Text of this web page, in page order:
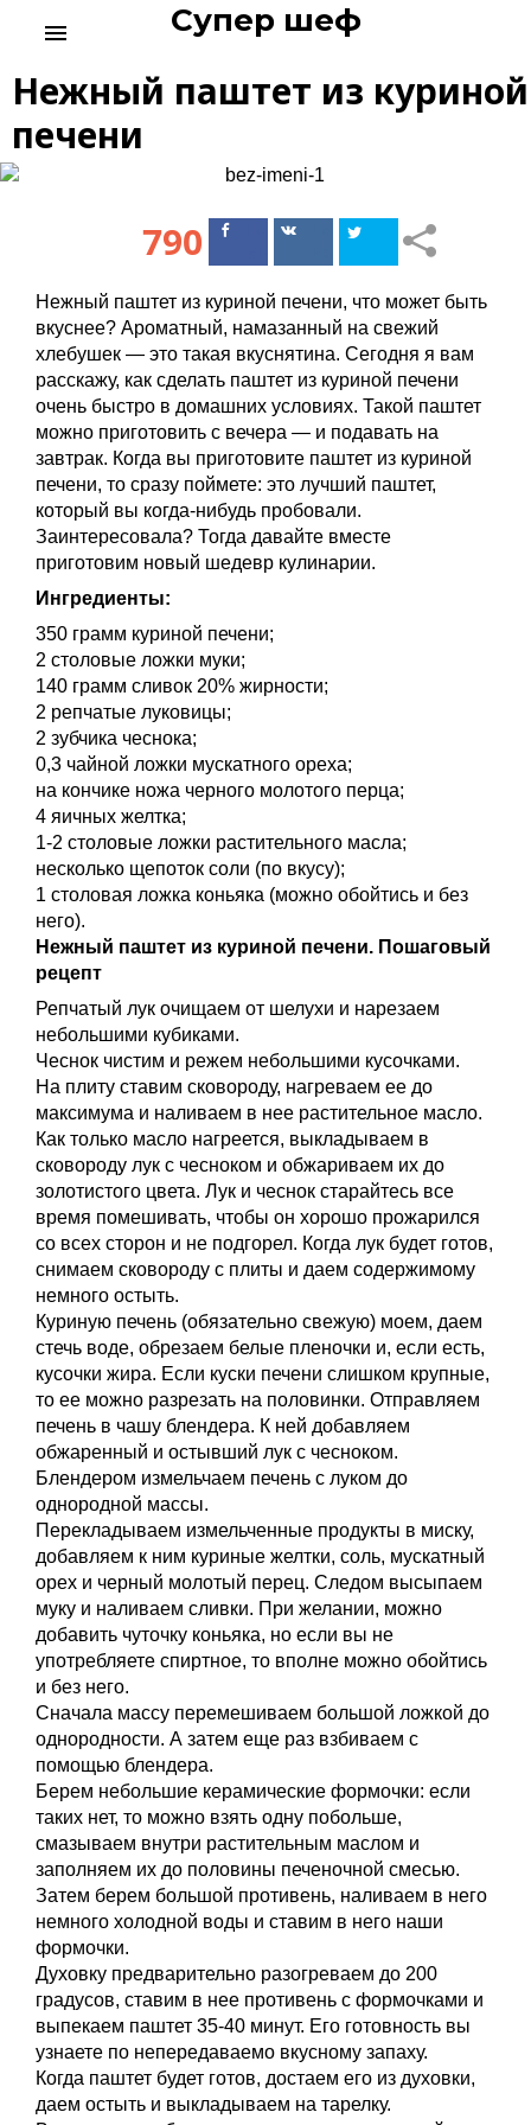
c
Супер шеф
menu
Нежный паштет из куриной
печени
790
ПоделитьсяПоделиться
Нежный паштет из куриной печени, что может быть
вкуснее? Ароматный, намазанный на свежий
хлебушек — это такая вкуснятина. Сегодня я вам
расскажу, как сделать паштет из куриной печени
очень быстро в домашних условиях. Такой паштет
можно приготовить с вечера — и подавать на
завтрак. Когда вы приготовите паштет из куриной
печени, то сразу поймете: это лучший паштет,
который вы когда-нибудь пробовали.
Заинтересовала? Тогда давайте вместе
приготовим новый шедевр кулинарии.
Ингредиенты:
350 грамм куриной печени;
2 столовые ложки муки;
140 грамм сливок 20% жирности;
2 репчатые луковицы;
2 зубчика чеснока;
0,3 чайной ложки мускатного ореха;
на кончике ножа черного молотого перца;
4 яичных желтка;
1-2 столовые ложки растительного масла;
несколько щепоток соли (по вкусу);
1 столовая ложка коньяка (можно обойтись и без
него).
Нежный паштет из куриной печени. Пошаговый
рецепт
Репчатый лук очищаем от шелухи и нарезаем
небольшими кубиками.
Чеснок чистим и режем небольшими кусочками.
На плиту ставим сковороду, нагреваем ее до
максимума и наливаем в нее растительное масло.
Как только масло нагреется, выкладываем в
сковороду лук с чесноком и обжариваем их до
золотистого цвета. Лук и чеснок старайтесь все
время помешивать, чтобы он хорошо прожарился
со всех сторон и не подгорел. Когда лук будет готов,
снимаем сковороду с плиты и даем содержимому
немного остыть.
Куриную печень (обязательно свежую) моем, даем
стечь воде, обрезаем белые пленочки и, если есть,
кусочки жира. Если куски печени слишком крупные,
то ее можно разрезать на половинки. Отправляем
печень в чашу блендера. К ней добавляем
обжаренный и остывший лук с чесноком.
Блендером измельчаем печень с луком до
однородной массы.
Перекладываем измельченные продукты в миску,
добавляем к ним куриные желтки, соль, мускатный
орех и черный молотый перец. Следом высыпаем
муку и наливаем сливки. При желании, можно
добавить чуточку коньяка, но если вы не
употребляете спиртное, то вполне можно обойтись
и без него.
Сначала массу перемешиваем большой ложкой до
однородности. А затем еще раз взбиваем с
помощью блендера.
Берем небольшие керамические формочки: если
таких нет, то можно взять одну побольше,
смазываем внутри растительным маслом и
заполняем их до половины печеночной смесью.
Затем берем большой противень, наливаем в него
немного холодной воды и ставим в него наши
формочки.
Духовку предварительно разогреваем до 200
градусов, ставим в нее противень с формочками и
выпекаем паштет 35-40 минут. Его готовность вы
узнаете по непередаваемо вкусному запаху.
Когда паштет будет готов, достаем его из духовки,
даем остыть и выкладываем на тарелку.